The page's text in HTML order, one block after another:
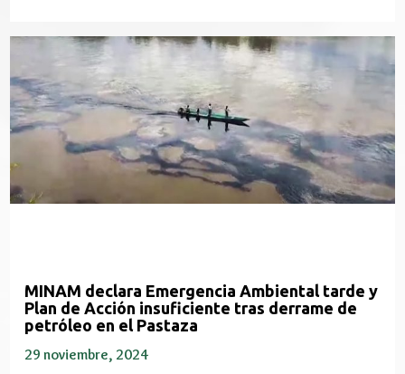
MINAM declara Emergencia Ambiental tarde y
Plan de Acción insuficiente tras derrame de
petróleo en el Pastaza
29 noviembre, 2024